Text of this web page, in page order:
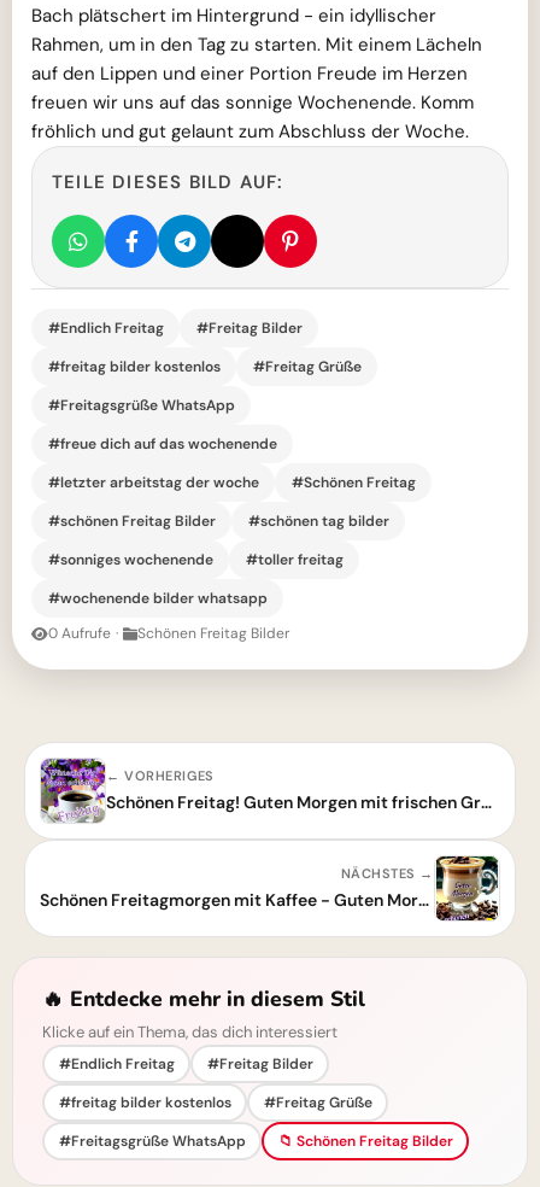
Bach plätschert im Hintergrund - ein idyllischer
Rahmen, um in den Tag zu starten. Mit einem Lächeln
auf den Lippen und einer Portion Freude im Herzen
freuen wir uns auf das sonnige Wochenende. Komm
fröhlich und gut gelaunt zum Abschluss der Woche.
TEILE DIESES BILD AUF:
#Endlich Freitag
#Freitag Bilder
#freitag bilder kostenlos
#Freitag Grüße
#Freitagsgrüße WhatsApp
#freue dich auf das wochenende
#letzter arbeitstag der woche
#Schönen Freitag
#schönen Freitag Bilder
#schönen tag bilder
#sonniges wochenende
#toller freitag
#wochenende bilder whatsapp
0 Aufrufe · Schönen Freitag Bilder
← VORHERIGES
Schönen Freitag! Guten Morgen mit frischen Grüßen
NÄCHSTES →
Schönen Freitagmorgen mit Kaffee - Guten Morgen Gruß
🔥 Entdecke mehr in diesem Stil
Klicke auf ein Thema, das dich interessiert
#Endlich Freitag
#Freitag Bilder
#freitag bilder kostenlos
#Freitag Grüße
#Freitagsgrüße WhatsApp
📁 Schönen Freitag Bilder